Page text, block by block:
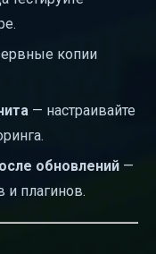
копии
— настраивайте
обновлений —
и плагинов.